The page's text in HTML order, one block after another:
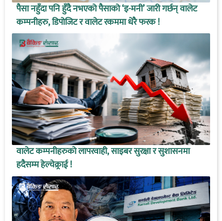
पैसा नहुँदा पनि हुँदै नभएको पैसाको ‘इ-मनी’ जारी गर्छन् वालेट
कम्पनीहरु, डिपोजिट र वालेट रकममा धेरै फरक !
वालेट कम्पनीहरुको लापरवाही, साइबर सुरक्षा र सुशासनमा
हदैसम्म हेल्चेक्र्राई !